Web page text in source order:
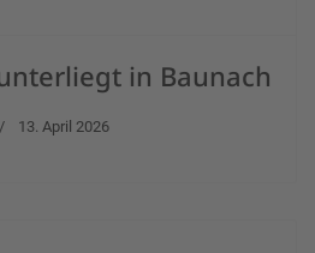
in Baunach
13. April 2026